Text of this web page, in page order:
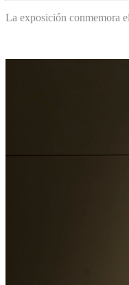
La exposición conmemora